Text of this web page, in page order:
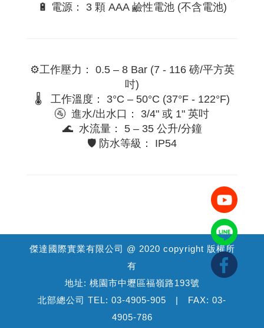
🔋 電源： 3 顆 AAA 鹼性電池 (不含電池)
⚙️工作壓力： 0.5 – 8 Bar (7 - 116 磅/平方英
吋)
🌡️ 工作溫度： 3°C – 50°C (37°F - 122°F)
🚰 進水/出水口： 3/4" 或 1" 英吋
🌊 水流量： 5 – 35 公升/分鐘
🛡️ 防水等級： IP54
傑達國際實業有限公司 @ 2020 copyright 版權所
有
地址: 桃園市中壢區福嶺路193號
北部總公司 TEL: 03-4905-905 | FAX: 03-
4905-786